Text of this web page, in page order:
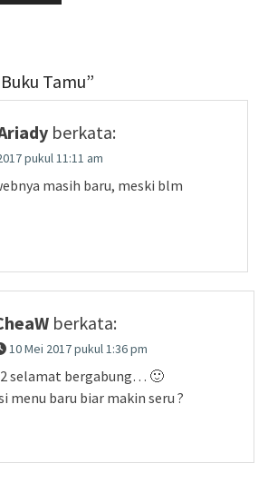
Tamu”
berkata:
pukul 11:11 am
masih baru, meski blm
berkata:
10 Mei 2017 pukul 1:36 pm
selamat bergabung… 🙂
menu baru biar makin seru ?